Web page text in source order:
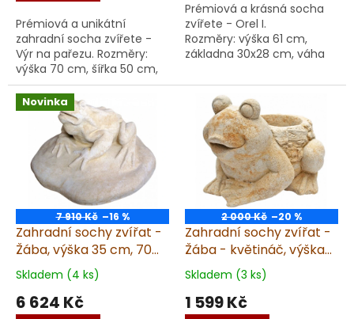
Prémiová a unikátní
zahradní socha zvířete -
Výr na pařezu. Rozměry:
výška 70 cm, šířka 50 cm,
váha 69 kg. Garantujeme
dodání v
nepoškozeném stavu.
Materiál: umělý p...
Prémiová a krásná socha
zvířete - Orel I.
Rozměry: výška 61 cm,
základna 30x28 cm, váha
v nepoškozeném stavu.
Materiál: umělý
pískovec. Dop...
Novinka
7 910 Kč –16 %
Zahradní sochy zvířat -
Žába, výška 35 cm, 70
kg, pískovec
Skladem (4 ks)
6 624 Kč
2 000 Kč –20 %
Zahradní sochy zvířat -
Žába - květináč, výška
21 cm, 10 kg, pískovec
Skladem (3 ks)
1 599 Kč